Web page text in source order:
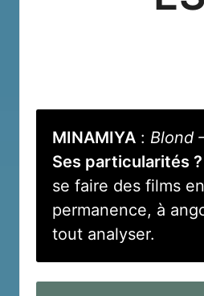
MINAMIYA : Blond
Ses particularités ?
se faire des films en
permanence, à
tout analyser.